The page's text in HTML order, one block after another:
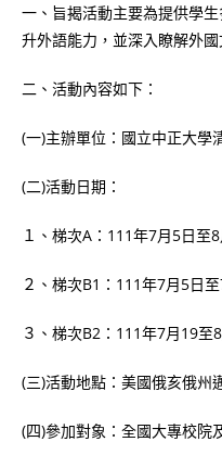
一、旨揭活動主要為提供學
升外語能力，並深入瞭解外國
二、活動內容如下：
(一)主辦單位：國立中正大學
(二)活動日期：
１、梯次A：111年7月5日至8
２、梯次B1：111年7月5日至
３、梯次B2：111年7月19至
(三)活動地點：美國俄亥俄州
(四)參加對象：全國大專校院